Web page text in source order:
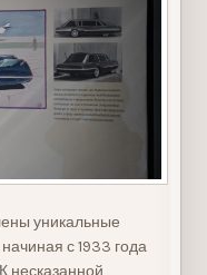
уникальные
с 1933 года
несказанной